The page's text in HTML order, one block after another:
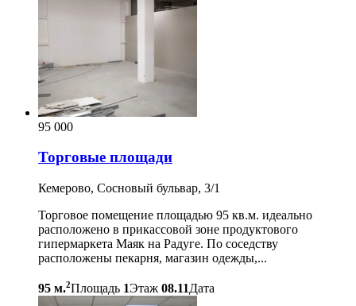
95 000
Торговые площади
Кемерово, Сосновый бульвар, 3/1
Торговое помещение площадью 95 кв.м. идеально
расположено в прикассовой зоне продуктового
гипермаркета Маяк на Радуге. По соседству
расположены пекарня, магазин одежды,...
95 м.2Площадь 1Этаж 08.11Дата